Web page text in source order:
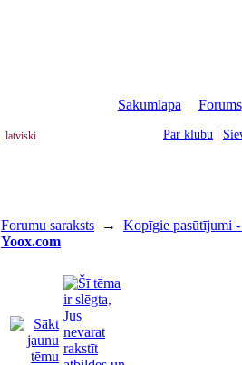
Sākumlapa
Forums
latviski Par klubu
Forumu saraksts → Kopīgie pasūtījumi
Yoox.com